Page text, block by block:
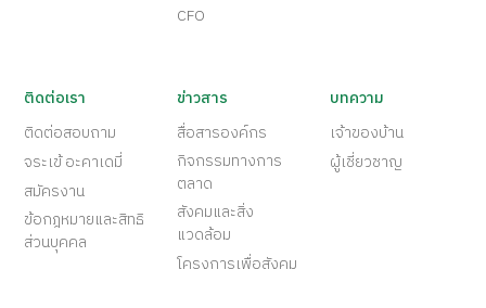
CFO
ติดต่อเรา
ติดต่อสอบถาม
จระเข้ อะคาเดมี่
สมัครงาน
ข้อกฎหมายและสิทธิ
ส่วนบุคคล
ข่าวสาร
สื่อสารองค์กร
กิจกรรมทางการ
ตลาด
สังคมและสิ่ง
แวดล้อม
โครงการเพื่อสังคม
บทความ
เจ้าของบ้าน
ผู้เชี่ยวชาญ